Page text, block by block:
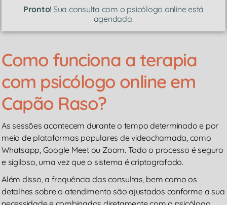
Pronto! Sua consulta com o psicólogo online está
agendada.
Como funciona a terapia
com psicólogo online em
Capão Raso?
As sessões acontecem durante o tempo determinado e por
meio de plataformas populares de videochamada, como
Whatsapp, Google Meet ou Zoom. Todo o processo é seguro
e sigiloso, uma vez que o sistema é criptografado.
Além disso, a frequência das consultas, bem como os
detalhes sobre o atendimento são ajustados conforme a sua